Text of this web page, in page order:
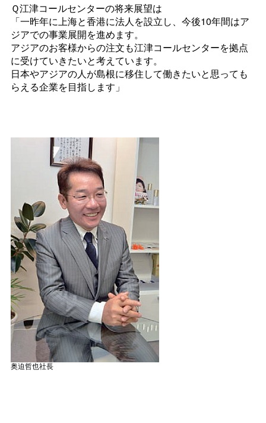
Ｑ江津コールセンターの将来展望は
「一昨年に上海と香港に法人を設立し、今後10年間はア
ジアでの事業展開を進めます。
アジアのお客様からの注文も江津コールセンターを拠点
に受けていきたいと考えています。
日本やアジアの人が島根に移住して働きたいと思っても
らえる企業を目指します」
奥迫哲也社長